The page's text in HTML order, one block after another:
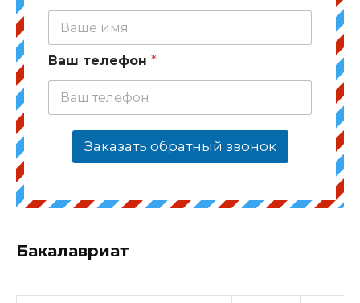
Ваш телефон *
Заказать обратный звонок
Бакалавриат